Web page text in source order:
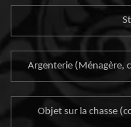
Argenterie (Ménagère,
Objet sur la chasse